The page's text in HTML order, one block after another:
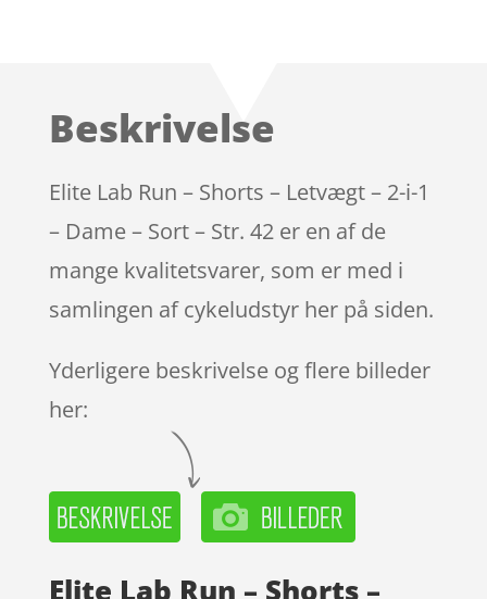
på
ømmels
er
Beskrivelse
Elite Lab Run – Shorts – Letvægt – 2-i-1
– Dame – Sort – Str. 42 er en af de
mange kvalitetsvarer, som er med i
samlingen af cykeludstyr her på siden.
Yderligere beskrivelse og flere billeder
her:
Elite Lab Run – Shorts –